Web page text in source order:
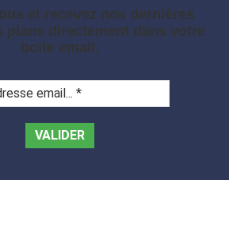
et recevez nos dernières
plans directement dans votre
boite email.